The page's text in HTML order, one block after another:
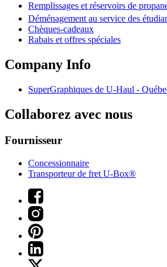
Remplissages et réservoirs de
Déménagement au service des
Chèques-cadeaux
Rabais et offres spéciales
Company Info
SuperGraphiques de U-Haul -
Collaborez avec nous
Fournisseur
Concessionnaire
Transporteur de fret U-Box®